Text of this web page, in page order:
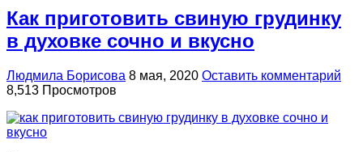
Как приготовить свиную грудинку
в духовке сочно и вкусно
Людмила Борисова 8 мая, 2020 Оставить комментарий
8,513 Просмотров